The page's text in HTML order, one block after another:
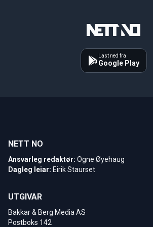
Last ned fra
Google Play
NETT NO
Ansvarleg redaktør: Ogne Øyehaug
Dagleg leiar: Eirik Staurset
UTGIVAR
Bakkar & Berg Media AS
Postboks 142